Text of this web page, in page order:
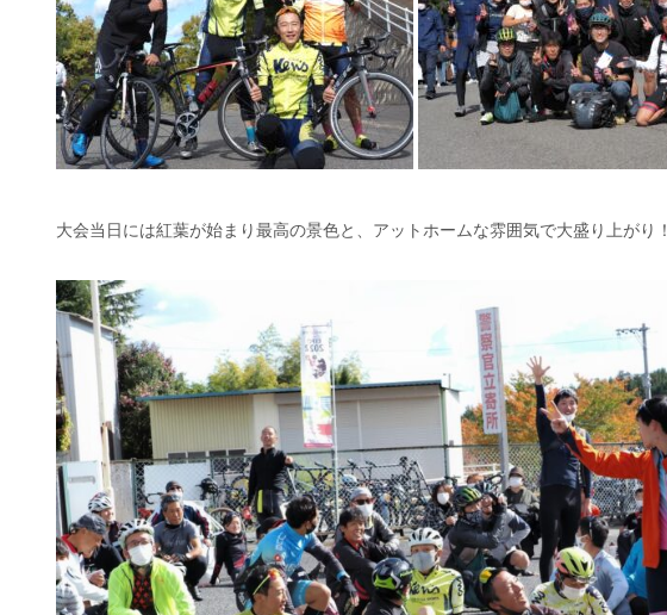
大会当日には紅葉が始まり最高の景色と、アットホームな雰囲気で大盛り上がり！